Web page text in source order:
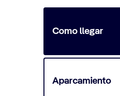
Como llegar
Aparcamiento